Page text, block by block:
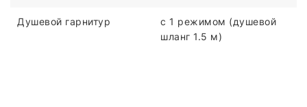
Душевой гарнитур
с 1 режимом (душевой
шланг 1.5 м)